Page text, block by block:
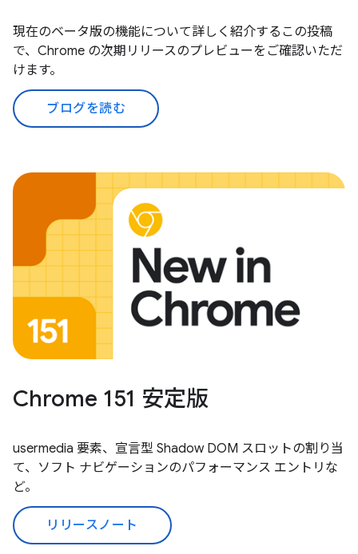
現在のベータ版の機能について詳しく紹介するこの投稿
で、Chrome の次期リリースのプレビューをご確認いただ
けます。
ブログを読む
Chrome 151 安定版
usermedia 要素、宣言型 Shadow DOM スロットの割り当
て、ソフト ナビゲーションのパフォーマンス エントリな
ど。
リリースノート